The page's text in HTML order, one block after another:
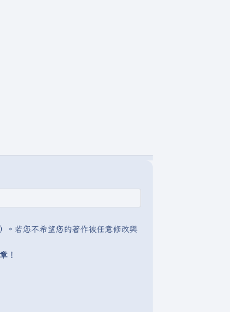
）。若您不希望您的著作被任意修改與
！